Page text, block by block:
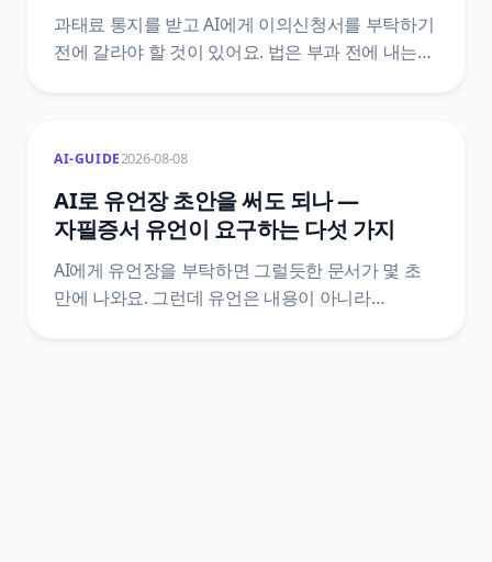
과태료 통지를 받고 AI에게 이의신청서를 부탁하기
전에 갈라야 할 것이 있어요. 법은 부과 전에 내는
그다음 절차가 통째로 달라져요.
질서위반행위규제법 조문 원문으로 정리했어요.
AI-GUIDE2026-08-08
AI로 유언장 초안을 써도 되나 —
자필증서 유언이 요구하는 다섯 가지
AI에게 유언장을 부탁하면 그럴듯한 문서가 몇 초
만에 나와요. 그런데 유언은 내용이 아니라